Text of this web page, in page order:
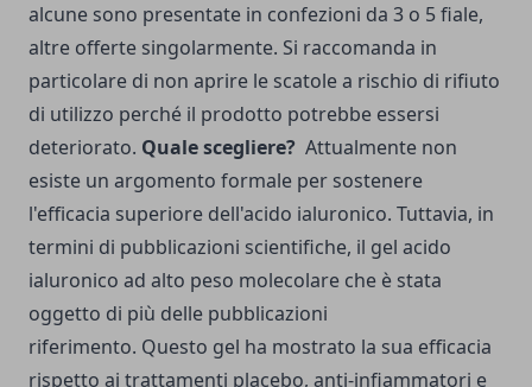
alcune sono presentate in confezioni da 3 o 5 fiale,
altre offerte singolarmente. Si raccomanda in
particolare di non aprire le scatole a rischio di rifiuto
di utilizzo perché il prodotto potrebbe essersi
deteriorato. Quale scegliere? Attualmente non
esiste un argomento formale per sostenere
l'efficacia superiore dell'acido ialuronico. Tuttavia, in
termini di pubblicazioni scientifiche, il gel acido
ialuronico ad alto peso molecolare che è stata
oggetto di più delle pubblicazioni
riferimento. Questo gel ha mostrato la sua efficacia
rispetto ai trattamenti placebo, anti-infiammatori e